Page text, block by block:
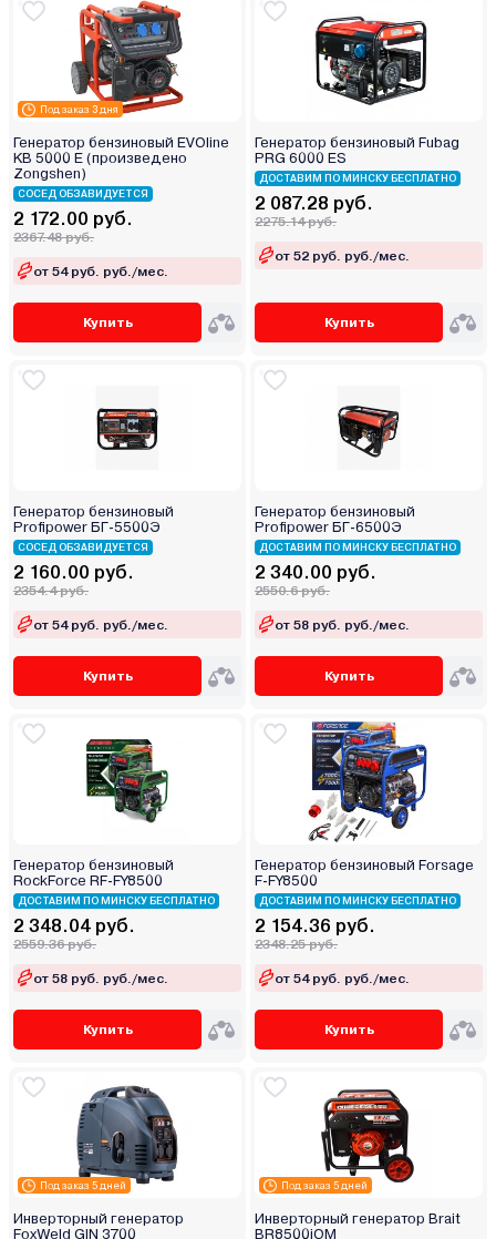
Под заказ 3 дня
Генератор бензиновый EVOline
KB 5000 E (произведено
Zongshen)
СОСЕД ОБЗАВИДУЕТСЯ
2 172.00 руб.
2367.48 руб.
от 54 руб. руб./мес.
Купить
Генератор бензиновый Fubag
PRG 6000 ES
ДОСТАВИМ ПО МИНСКУ БЕСПЛАТНО
2 087.28 руб.
2275.14 руб.
от 52 руб. руб./мес.
Купить
Генератор бензиновый
Profipower БГ-5500Э
СОСЕД ОБЗАВИДУЕТСЯ
2 160.00 руб.
2354.4 руб.
от 54 руб. руб./мес.
Купить
Генератор бензиновый
Profipower БГ-6500Э
ДОСТАВИМ ПО МИНСКУ БЕСПЛАТНО
2 340.00 руб.
2550.6 руб.
от 58 руб. руб./мес.
Купить
Генератор бензиновый
RockForce RF-FY8500
ДОСТАВИМ ПО МИНСКУ БЕСПЛАТНО
2 348.04 руб.
2559.36 руб.
от 58 руб. руб./мес.
Купить
Генератор бензиновый Forsage
F-FY8500
ДОСТАВИМ ПО МИНСКУ БЕСПЛАТНО
2 154.36 руб.
2348.25 руб.
от 54 руб. руб./мес.
Купить
Под заказ 5 дней
Инверторный генератор
FoxWeld GIN 3700
Под заказ 5 дней
Инверторный генератор Brait
BR8500iOM